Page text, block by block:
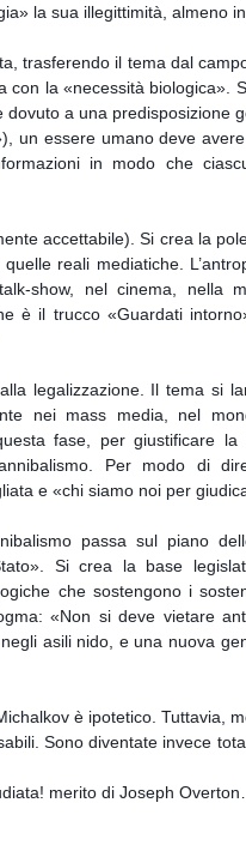
la sua illegittimità, almeno
trasferendo il tema dal
con la «necessità biologica».
a una predisposizione
un essere umano deve
in modo che
accettabile). Si crea la
reali mediatiche.
show, nel cinema, nella
è il trucco «Guardati
legalizzazione. Il tema si
nei mass media, nel
fase, per giustificare la
Per modo di
e «chi siamo noi per
passa sul piano
Si crea la base
che sostengono i
«Non si deve vietare
asili nido, e una nuova
è ipotetico. Tuttavia,
Sono diventate invece
merito di Joseph Overton…